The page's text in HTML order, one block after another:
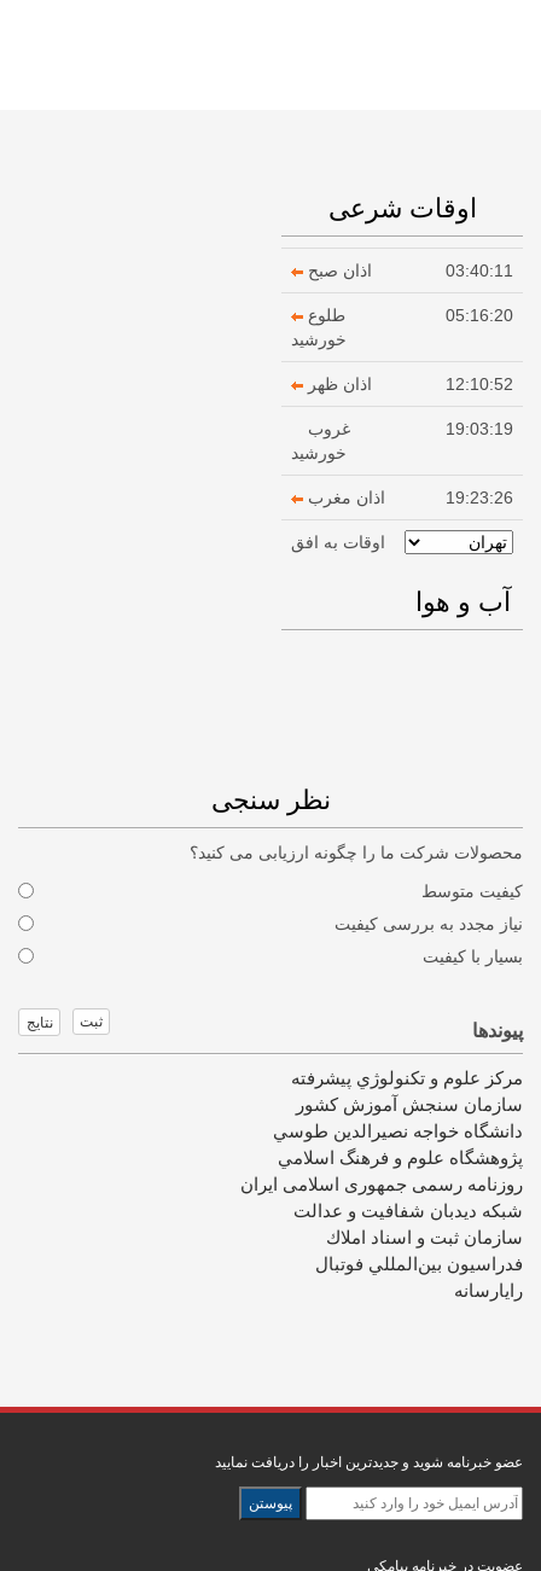
اوقات شرعی
03:40:11 اذان صبح
05:16:20
طلوع
خورشید
12:10:52 اذان ظهر
19:03:19
غروب
خورشید
19:23:26 اذان مغرب
اوقات به افق
آب و هوا
نظر سنجی
محصولات شرکت ما را چگونه ارزیابی می کنید؟
کیفیت متوسط
نیاز مجدد به بررسی کیفیت
بسیار با کیفیت
ثبت پیوندها
مرکز علوم و تکنولوژي پيشرفته
سازمان سنجش آموزش كشور
دانشگاه خواجه نصيرالدين طوسي
پژوهشگاه علوم و فرهنگ اسلامي
روزنامه رسمی جمهوری اسلامی ایران
شبکه دیدبان شفافیت و عدالت
سازمان ثبت و اسناد املاك
فدراسيون بين‌المللي فوتبال
رایارسانه
عضو خبرنامه شوید و جدیدترین اخبار را دریافت نمایید
عضویت در خبرنامه پیامکی